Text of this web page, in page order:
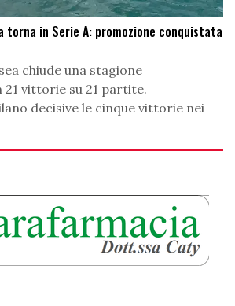
torna in Serie A: promozione conquistata
chiude una stagione
vittorie su 21 partite.
decisive le cinque vittorie nei